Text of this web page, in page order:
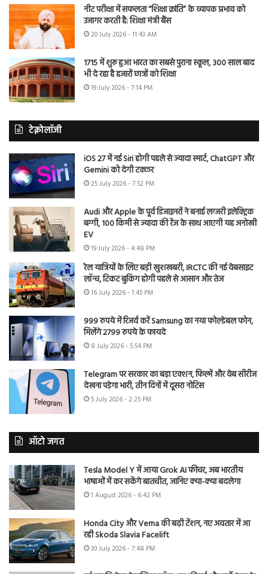
नीट परीक्षा में सफलता “शिक्षा क्रांति” के व्यापक प्रभाव को
उजागर करती है: शिक्षा मंत्री बैंस
20 July 2026 - 11:43 AM
1715 में शुरू हुआ भारत का सबसे पुराना स्कूल, 300 साल बाद
भी दे रहा है हजारों छात्रों को शिक्षा
19 July 2026 - 7:14 PM
टेक्नोलॉजी
iOS 27 में नई Siri होगी पहले से ज्यादा स्मार्ट, ChatGPT और
Gemini को देगी टक्कर
25 July 2026 - 7:52 PM
Audi और Apple के पूर्व डिजाइनरों ने बनाई लग्जरी इलेक्ट्रिक
बग्गी, 100 किमी से ज्यादा की रेंज के साथ आएगी यह अनोखी
EV
19 July 2026 - 4:48 PM
रेल यात्रियों के लिए बड़ी खुशखबरी, IRCTC की नई वेबसाइट
लॉन्च, टिकट बुकिंग होगी पहले से आसान और तेज
16 July 2026 - 1:45 PM
999 रुपये में रिजर्व करें Samsung का नया फोल्डेबल फोन,
मिलेंगे 2799 रुपये के फायदे
8 July 2026 - 5:54 PM
Telegram पर सरकार का बड़ा एक्शन, फिल्में और वेब सीरीज
देखना पड़ेगा भारी, तीन दिनों में दूसरा नोटिस
5 July 2026 - 2:25 PM
ऑटो जगत
Tesla Model Y में आया Grok AI फीचर, अब भारतीय
भाषाओं में कर सकेंगे बातचीत, जानिए क्या-क्या बदलेगा
1 August 2026 - 6:42 PM
Honda City और Verna की बढ़ी टेंशन, नए अवतार में आ
रही Skoda Slavia Facelift
30 July 2026 - 7:48 PM